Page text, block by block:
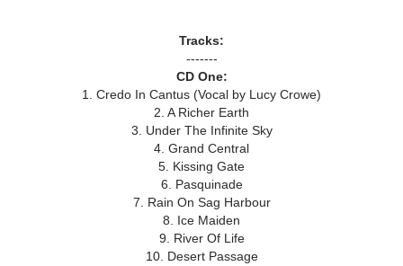
Tracks:
-------
CD One:
1. Credo In Cantus (Vocal by Lucy Crowe)
2. A Richer Earth
3. Under The Infinite Sky
4. Grand Central
5. Kissing Gate
6. Pasquinade
7. Rain On Sag Harbour
8. Ice Maiden
9. River Of Life
10. Desert Passage